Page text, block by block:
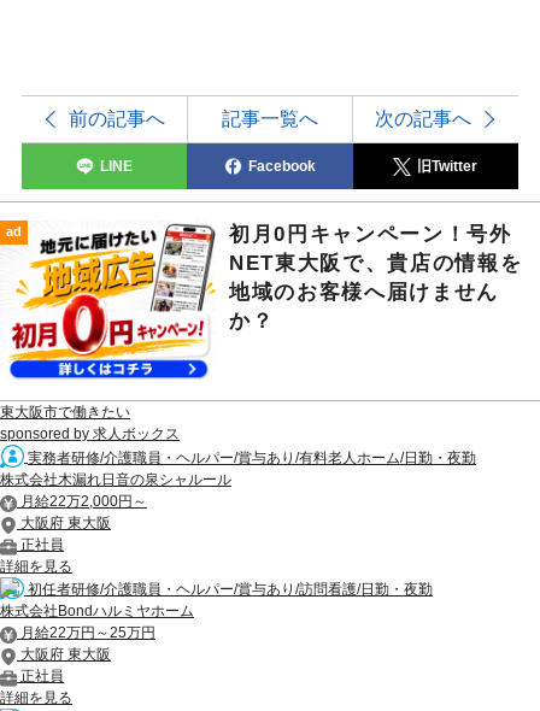
前の記事へ 記事一覧へ 次の記事へ
LINE Facebook 旧Twitter
ad
初月0円キャンペーン！号外
NET東大阪で、貴店の情報を
地域のお客様へ届けません
か？
東大阪市で働きたい
sponsored by 求人ボックス
実務者研修/介護職員・ヘルパー/賞与あり/有料老人ホーム/日勤・夜勤
株式会社木漏れ日音の泉シャルール
月給22万2,000円～
大阪府 東大阪
正社員
詳細を見る
初任者研修/介護職員・ヘルパー/賞与あり/訪問看護/日勤・夜勤
株式会社Bondハルミヤホーム
月給22万円～25万円
大阪府 東大阪
正社員
詳細を見る